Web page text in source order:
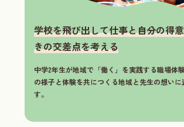
学校を飛び出して仕事と自分の得
きの交差点を考える
中学2年生が地域で「働く」を実践する職場体
の様子と体験を共につくる地域と先生の想いに
す。